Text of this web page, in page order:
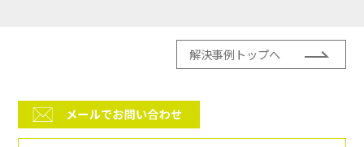
解決事例トップへ